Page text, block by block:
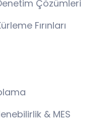
Çözümleri
Fırınları
& MES